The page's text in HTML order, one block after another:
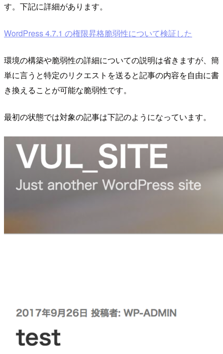
す。下記に詳細があります。
WordPress 4.7.1 の権限昇格脆弱性について検証した
環境の構築や脆弱性の詳細についての説明は省きますが、簡
単に言うと特定のリクエストを送ると記事の内容を自由に書
き換えることが可能な脆弱性です。
最初の状態では対象の記事は下記のようになっています。